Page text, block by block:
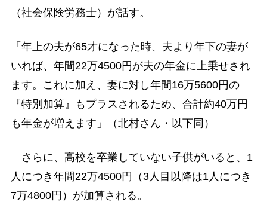
（社会保険労務士）が話す。
「年上の夫が65才になった時、夫より年下の妻が
いれば、年間22万4500円が夫の年金に上乗せされ
ます。これに加え、妻に対し年間16万5600円の
『特別加算』もプラスされるため、合計約40万円
も年金が増えます」（北村さん・以下同）
さらに、高校を卒業していない子供がいると、1
人につき年間22万4500円（3人目以降は1人につき
7万4800円）が加算される。